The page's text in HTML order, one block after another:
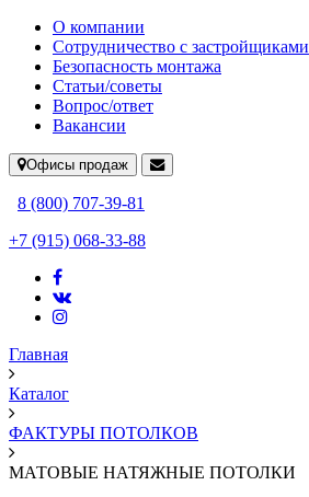
О компании
Сотрудничество с застройщиками
Безопасность монтажа
Статьи/советы
Вопрос/ответ
Вакансии
Офисы продаж
8 (800) 707-39-81
+7 (915) 068-33-88
Главная
Каталог
ФАКТУРЫ ПОТОЛКОВ
МАТОВЫЕ НАТЯЖНЫЕ ПОТОЛКИ